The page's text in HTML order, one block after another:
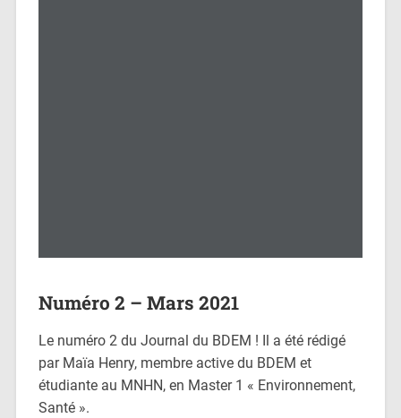
Numéro 2 – Mars 2021
Le numéro 2 du Journal du BDEM ! Il a été rédigé
par Maïa Henry, membre active du BDEM et
étudiante au MNHN, en Master 1 « Environnement,
Santé ».